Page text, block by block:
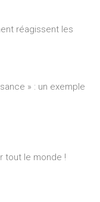
réagissent les
» : un exemple
tout le monde !